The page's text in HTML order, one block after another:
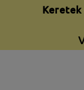
Keretek